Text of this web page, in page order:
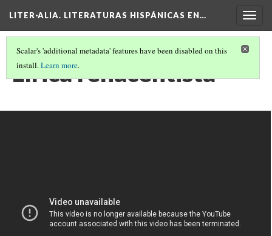
LITER·ALIA. LITERATURAS HISPÁNICAS EN…
Scalar's 'additional metadata' features have been disabled on this
install.Learn more.
Lírica renacentista